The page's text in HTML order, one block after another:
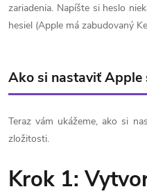
zariadenia. Napíšte si heslo
hesiel (Apple má zabudovaný
Ako si nastaviť Apple
Teraz vám ukážeme, ako si
zložitosti.
Krok 1: